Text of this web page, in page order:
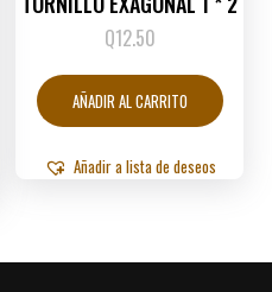
Q12.50
AÑADIR AL CARRITO
Añadir a lista de deseos